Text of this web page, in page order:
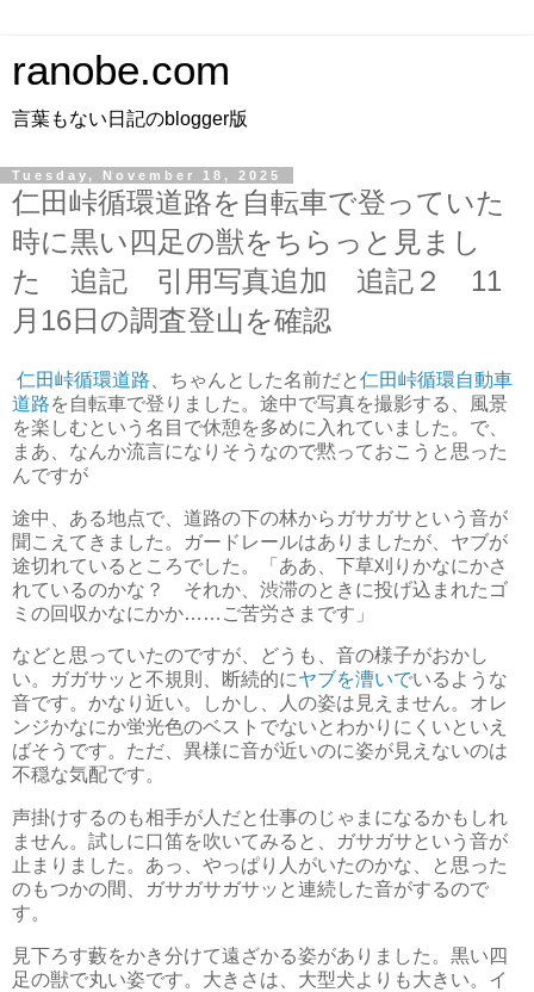
ranobe.com
言葉もない日記のblogger版
Tuesday, November 18, 2025
仁田峠循環道路を自転車で登っていた
時に黒い四足の獣をちらっと見まし
た 追記 引用写真追加 追記２ 11
月16日の調査登山を確認
仁田峠循環道路 、ちゃんとした名前だと仁田峠循環自動車
道路を自転車で登りました。途中で写真を撮影する、風景
を楽しむという名目で休憩を多めに入れていました。で、
まあ、なんか流言になりそうなので黙っておこうと思った
んですが
途中、ある地点で、道路の下の林からガサガサという音が
聞こえてきました。ガードレールはありましたが、ヤブが
途切れているところでした。「ああ、下草刈りかなにかさ
れているのかな？ それか、渋滞のときに投げ込まれたゴ
ミの回収かなにかか……ご苦労さまです」
などと思っていたのですが、どうも、音の様子がおかし
い。ガガサッと不規則、断続的にヤブを漕いでいるような
音です。かなり近い。しかし、人の姿は見えません。オレ
ンジかなにか蛍光色のベストでないとわかりにくいといえ
ばそうです。ただ、異様に音が近いのに姿が見えないのは
不穏な気配です。
声掛けするのも相手が人だと仕事のじゃまになるかもしれ
ません。試しに口笛を吹いてみると、ガサガサという音が
止まりました。あっ、やっぱり人がいたのかな、と思った
のもつかの間、ガサガサガサッと連続した音がするので
す。
見下ろす藪をかき分けて遠ざかる姿がありました。黒い四
足の獣で丸い姿です。大きさは、大型犬よりも大きい。イ